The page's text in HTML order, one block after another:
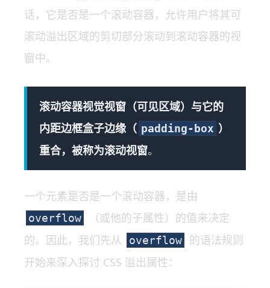
话，它是否是一个滚动容器，允许用户将其可
滚动溢出区域的剪切部分滚动到滚动容器的视
窗中。
滚动容器视觉视窗（可见区域）与它的
内距边框盒子边缘（ padding-box ）
重合，被称为滚动视窗。
一个元素是否是一个滚动容器，是由
overflow
（或他的子属性）的值来决定
的。因此，我们先从
overflow
的语法规则
开始来深入探讨 CSS 溢出属性：